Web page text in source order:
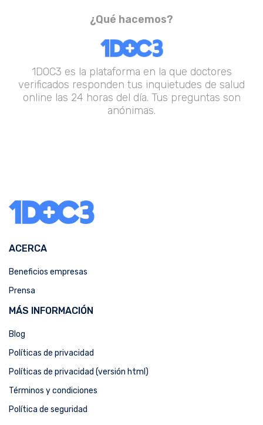
¿Qué hacemos?
1DOC3 es la plataforma en la que doctores
verificados responden tus inquietudes de salud
online las 24 horas del día. Tus preguntas son
anónimas.
ACERCA
Beneficios empresas
Prensa
MÁS INFORMACIÓN
Blog
Políticas de privacidad
Políticas de privacidad (versión html)
Términos y condiciones
Política de seguridad